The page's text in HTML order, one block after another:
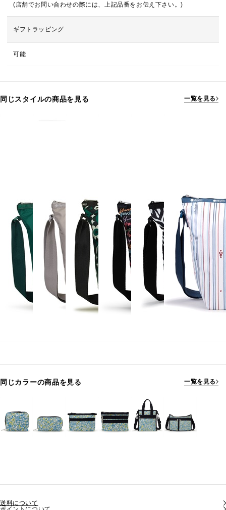
(店舗でお問い合わせの際には、上記品番をお伝え下さい。)
ギフトラッピング
可能
同じスタイルの商品を見る 一覧を見る
同じカラーの商品を見る 一覧を見る
送料について